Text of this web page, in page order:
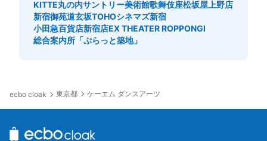
KITTE丸の内サントリー美術館歌舞伎座松坂屋上野店
新宿御苑道玄坂TOHOシネマズ新宿
小田急百貨店新宿店EX THEATER ROPPONGI
総合案内所「ぷらっと築地」
ecbo cloak 東京都 ケーエム ダンスアーツ